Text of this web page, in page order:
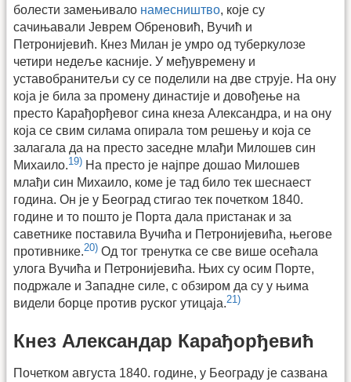
болести замењивало намесништво, које су
сачињавали Јеврем Обреновић, Вучић и
Петронијевић. Кнез Милан је умро од туберкулозе
четири недеље касније. У међувремену и
уставобранитељи су се поделили на две струје. На ону
која је била за промену династије и довођење на
престо Карађорђевог сина кнеза Александра, и на ону
која се свим силама опирала том решењу и која се
залагала да на престо заседне млађи Милошев син
Михаило.19) На престо је најпре дошао Милошев
млађи син Михаило, коме је тад било тек шеснаест
година. Он је у Београд стигао тек почетком 1840.
године и то пошто је Порта дала пристанак и за
саветнике поставила Вучића и Петронијевића, његове
противнике.20) Од тог тренутка се све више осећала
улога Вучића и Петронијевића. Њих су осим Порте,
подржале и Западне силе, с обзиром да су у њима
видели борце против руског утицаја.21)
Кнез Александар Карађорђевић
Почетком августа 1840. године, у Београду је сазвана